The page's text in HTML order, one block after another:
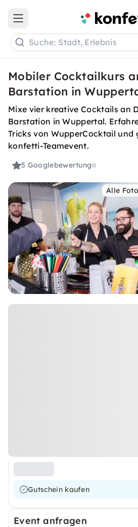
Open main menu
Suche: Stadt, Erlebnis
Mobiler Cocktailkurs
Barstation in
Mixe vier kreative Cocktails an
Barstation in Wuppertal.
Tricks von WupperCocktail und
konfetti-Teamevent.
5 Googlebewertung
Alle
Gutschein kaufen
Event anfragen